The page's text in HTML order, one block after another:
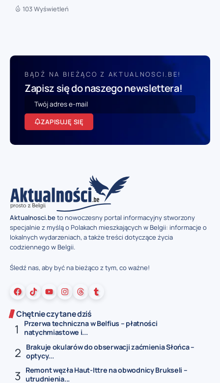
103 Wyświetleń
BĄDŹ NA BIEŻĄCO Z AKTUALNOSCI.BE!
Zapisz się do naszego newslettera!
ZAPISUJĘ SIĘ
Aktualnosci.beto nowoczesny portal informacyjny stworzony
specjalnie z myślą o Polakach mieszkających w Belgii: informacje o
lokalnych wydarzeniach, a także treści dotyczące życia
codziennego w Belgii.
Śledź nas, aby być na bieżąco z tym, co ważne!
Chętnie czytane dziś
Przerwa techniczna w Belfius – płatności
natychmiastowe i...
Brakuje okularów do obserwacji zaćmienia Słońca –
optycy...
Remont węzła Haut-Ittre na obwodnicy Brukseli –
utrudnienia...